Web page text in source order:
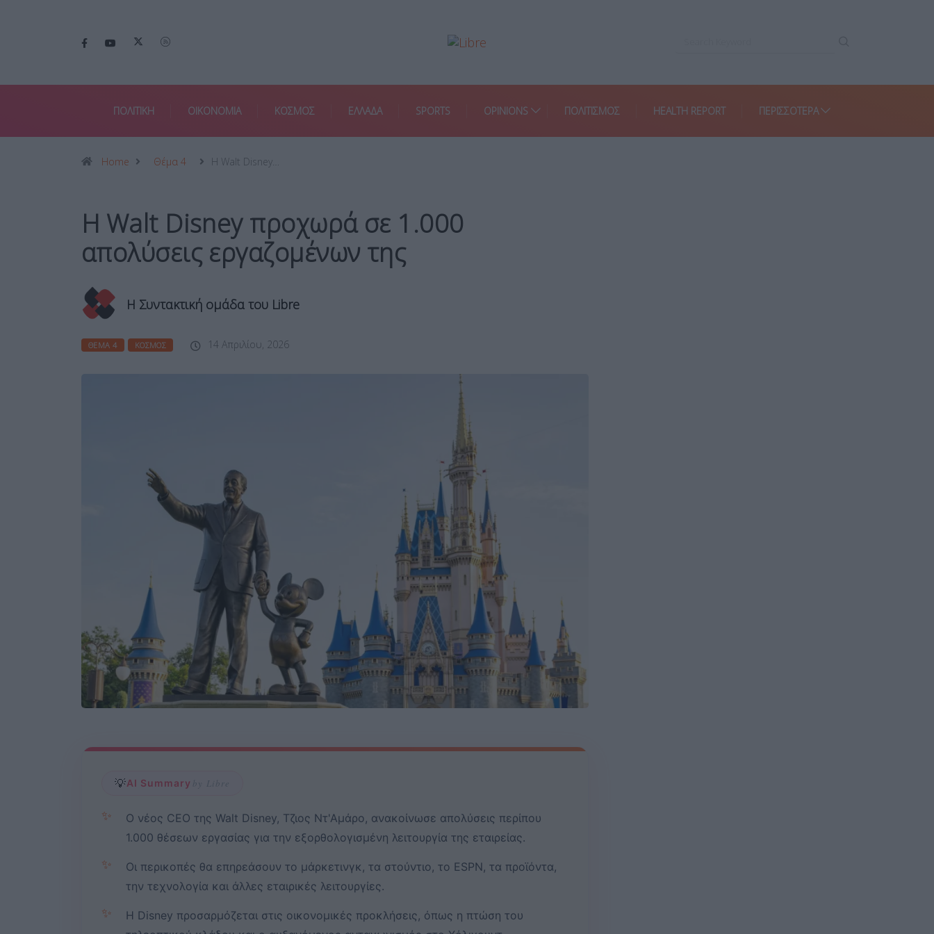
ΠΟΛΙΤΙΚΗ ΟΙΚΟΝΟΜΙΑ ΚΟΣΜΟΣ ΕΛΛΑΔΑ SPORTS OPINIONS ΠΟΛΙΤΙΣΜΟΣ HEALTH REPORT ΠΕΡΙΣΣΌΤΕΡΑ
Home Θέμα 4 Η Walt Disney…
Η Walt Disney προχωρά σε 1.000
απολύσεις εργαζομένων της
Η Συντακτική ομάδα του Libre
ΘΈΜΑ 4 ΚΌΣΜΟΣ 14 Απριλίου, 2026
💡AI Summary by Libre
✨
Ο νέος CEO της Walt Disney, Τζιος Ντ'Αμάρο, ανακοίνωσε απολύσεις περίπου
1.000 θέσεων εργασίας για την εξορθολογισμένη λειτουργία της εταιρείας.
✨
Οι περικοπές θα επηρεάσουν το μάρκετινγκ, τα στούντιο, το ESPN, τα προϊόντα,
την τεχνολογία και άλλες εταιρικές λειτουργίες.
✨
Η Disney προσαρμόζεται στις οικονομικές προκλήσεις, όπως η πτώση του